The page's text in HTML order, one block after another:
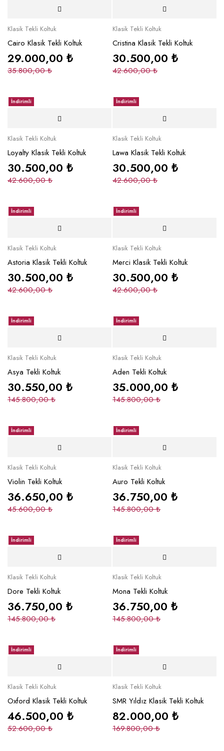
Klasik Tekli Koltuk
Cairo Klasik Tekli Koltuk
35.800,00₺
29.000,00 ₺
Klasik Tekli Koltuk
Cristina Klasik Tekli Koltuk
42.600,00₺
30.500,00 ₺
İndirimli
Klasik Tekli Koltuk
Loyalty Klasik Tekli Koltuk
42.600,00₺
30.500,00 ₺
İndirimli
Klasik Tekli Koltuk
Lawa Klasik Tekli Koltuk
42.600,00₺
30.500,00 ₺
İndirimli
Klasik Tekli Koltuk
Astoria Klasik Tekli Koltuk
42.600,00₺
30.500,00 ₺
İndirimli
Klasik Tekli Koltuk
Merci Klasik Tekli Koltuk
42.600,00₺
30.500,00 ₺
İndirimli
Klasik Tekli Koltuk
Asya Tekli Koltuk
145.800,00₺
30.550,00 ₺
İndirimli
Klasik Tekli Koltuk
Aden Tekli Koltuk
145.800,00₺
35.000,00 ₺
İndirimli
Klasik Tekli Koltuk
Violin Tekli Koltuk
45.600,00₺
36.650,00 ₺
İndirimli
Klasik Tekli Koltuk
Auro Tekli Koltuk
145.800,00₺
36.750,00 ₺
İndirimli
Klasik Tekli Koltuk
Dore Tekli Koltuk
145.800,00₺
36.750,00 ₺
İndirimli
Klasik Tekli Koltuk
Mona Tekli Koltuk
145.800,00₺
36.750,00 ₺
İndirimli
Klasik Tekli Koltuk
Oxford Klasik Tekli Koltuk
52.600,00₺
46.500,00 ₺
İndirimli
Klasik Tekli Koltuk
SMR Yıldız Klasik Tekli Koltuk
169.800,00₺
82.000,00 ₺